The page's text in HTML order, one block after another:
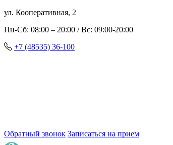
ул. Кооперативная, 2
Пн-Сб: 08:00 – 20:00 / Вс: 09:00-20:00
+7 (48535) 36-100
Обратный звонок Записаться на прием